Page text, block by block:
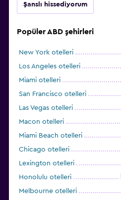
Şanslı hissediyorum
Popüler ABD şehirleri
New York otelleri
Los Angeles otelleri
Miami otelleri
San Francisco otelleri
Las Vegas otelleri
Macon otelleri
Miami Beach otelleri
Chicago otelleri
Lexington otelleri
Honolulu otelleri
Melbourne otelleri